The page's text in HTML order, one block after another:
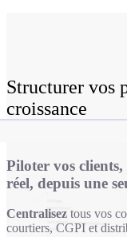
Structurer vos
croissance
Piloter vos clients,
réel, depuis une
Centralisez tous vos
courtiers, CGPI et
Optimiser votre
performances
Segmentez
professionnels,
Piloter vos
réseaux de
Équipez vos
chaque levier de
Connecter vos
réglementaires
Votre stack technique
pour que tout parle au